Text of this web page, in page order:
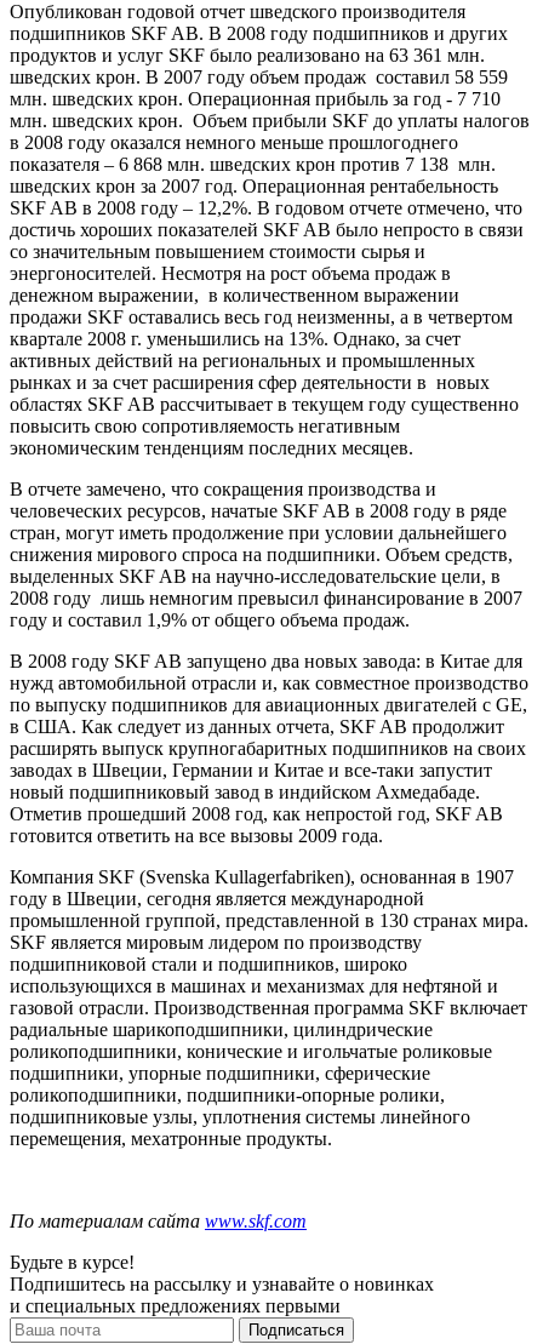
Опубликован годовой отчет шведского производителя
подшипников SKF AB. В 2008 году подшипников и других
продуктов и услуг SKF было реализовано на 63 361 млн.
шведских крон. В 2007 году объем продаж составил 58 559
млн. шведских крон. Операционная прибыль за год - 7 710
млн. шведских крон. Объем прибыли SKF до уплаты налогов
в 2008 году оказался немного меньше прошлогоднего
показателя – 6 868 млн. шведских крон против 7 138 млн.
шведских крон за 2007 год. Операционная рентабельность
SKF AB в 2008 году – 12,2%. В годовом отчете отмечено, что
достичь хороших показателей SKF AB было непросто в связи
со значительным повышением стоимости сырья и
энергоносителей. Несмотря на рост объема продаж в
денежном выражении, в количественном выражении
продажи SKF оставались весь год неизменны, а в четвертом
квартале 2008 г. уменьшились на 13%. Однако, за счет
активных действий на региональных и промышленных
рынках и за счет расширения сфер деятельности в новых
областях SKF AB рассчитывает в текущем году существенно
повысить свою сопротивляемость негативным
экономическим тенденциям последних месяцев.
В отчете замечено, что сокращения производства и
человеческих ресурсов, начатые SKF AB в 2008 году в ряде
стран, могут иметь продолжение при условии дальнейшего
снижения мирового спроса на подшипники. Объем средств,
выделенных SKF AB на научно-исследовательские цели, в
2008 году лишь немногим превысил финансирование в 2007
году и составил 1,9% от общего объема продаж.
В 2008 году SKF AB запущено два новых завода: в Китае для
нужд автомобильной отрасли и, как совместное производство
по выпуску подшипников для авиационных двигателей с GE,
в США. Как следует из данных отчета, SKF AB продолжит
расширять выпуск крупногабаритных подшипников на своих
заводах в Швеции, Германии и Китае и все-таки запустит
новый подшипниковый завод в индийском Ахмедабаде.
Отметив прошедший 2008 год, как непростой год, SKF AB
готовится ответить на все вызовы 2009 года.
Компания SKF (Svenska Kullagerfabriken), основанная в 1907
году в Швеции, сегодня является международной
промышленной группой, представленной в 130 странах мира.
SKF является мировым лидером по производству
подшипниковой стали и подшипников, широко
использующихся в машинах и механизмах для нефтяной и
газовой отрасли. Производственная программа SKF включает
радиальные шарикоподшипники, цилиндрические
роликоподшипники, конические и игольчатые роликовые
подшипники, упорные подшипники, сферические
роликоподшипники, подшипники-опорные ролики,
подшипниковые узлы, уплотнения системы линейного
перемещения, мехатронные продукты.
По материалам сайта www.skf.com
Будьте в курсе!
Подпишитесь на рассылку и узнавайте о новинках
и специальных предложениях первыми